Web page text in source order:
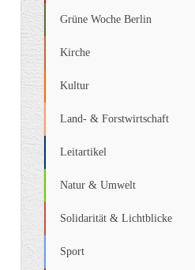
Grüne Woche Berlin
Kirche
Kultur
Land- & Forstwirtschaft
Leitartikel
Natur & Umwelt
Solidarität & Lichtblicke
Sport